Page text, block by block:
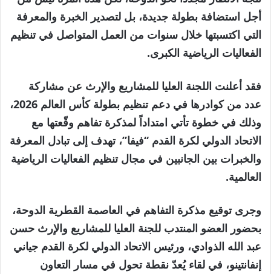
أجل استضافة بطولة جديدة، بل لتصدير الخبرة والمعرفة
التي اكتسبتها خلال سنوات من العمل المتواصل في تنظيم
الفعاليات الرياضية الكبرى.
فقد أعلنت اللجنة العليا للمشاريع والإرث عن مشاركة
عدد من كوادرها في دعم تنظيم بطولة كأس العالم 2026،
وذلك في خطوة تأتي امتداداً لمذكرة تفاهم وقّعتها مع
الاتحاد الدولي لكرة القدم “فيفا”، تهدف إلى تبادل المعرفة
والخبرات بين الجانبين في مجال تنظيم الفعاليات الرياضية
العالمية.
وجرى توقيع مذكرة التفاهم في العاصمة القطرية الدوحة،
بحضور العضو المنتدب للجنة العليا للمشاريع والإرث حسن
عبد الله الذوادي، ورئيس الاتحاد الدولي لكرة القدم جياني
إنفانتينو، في لقاء يُعدّ نقطة تحول في مسار التعاون